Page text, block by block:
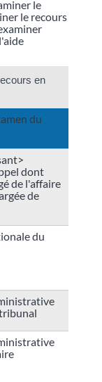
le
le recours
en
du
dont
de l'affaire
de
du